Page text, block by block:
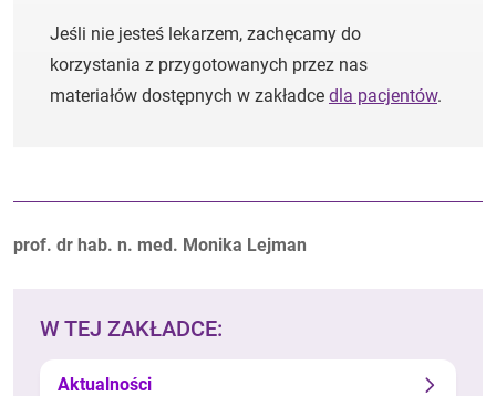
Jeśli nie jesteś lekarzem, zachęcamy do
korzystania z przygotowanych przez nas
materiałów dostępnych w zakładce dla pacjentów.
Autorzy:
prof. dr hab. n. med. Monika Lejman
W TEJ ZAKŁADCE:
Aktualności